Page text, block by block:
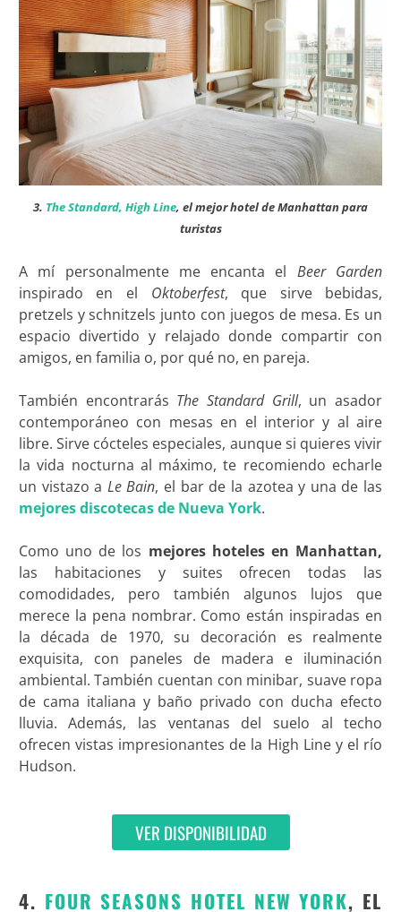
3. The Standard, High Line, el mejor hotel de Manhattan para
turistas
A mí personalmente me encanta el Beer Garden
inspirado en el Oktoberfest, que sirve bebidas,
pretzels y schnitzels junto con juegos de mesa. Es un
espacio divertido y relajado donde compartir con
amigos, en familia o, por qué no, en pareja.
También encontrarás The Standard Grill, un asador
contemporáneo con mesas en el interior y al aire
libre. Sirve cócteles especiales, aunque si quieres vivir
la vida nocturna al máximo, te recomiendo echarle
un vistazo a Le Bain, el bar de la azotea y una de las
mejores discotecas de Nueva York.
Como uno de los mejores hoteles en Manhattan,
las habitaciones y suites ofrecen todas las
comodidades, pero también algunos lujos que
merece la pena nombrar. Como están inspiradas en
la década de 1970, su decoración es realmente
exquisita, con paneles de madera e iluminación
ambiental. También cuentan con minibar, suave ropa
de cama italiana y baño privado con ducha efecto
lluvia. Además, las ventanas del suelo al techo
ofrecen vistas impresionantes de la High Line y el río
Hudson.
VER DISPONIBILIDAD
4. FOUR SEASONS HOTEL NEW YORK, EL